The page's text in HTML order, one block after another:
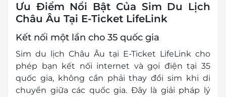
Ưu Điểm Nổi Bật Của Sim Du Lịch
Châu Âu Tại E-Ticket LifeLink
Kết nối một lần cho 35 quốc gia
Sim du lịch Châu Âu tại E-Ticket LifeLink cho
phép bạn kết nối internet và gọi điện tại 35
quốc gia, không cần phải thay đổi sim khi di
chuyển giữa các quốc gia. Đây là giải pháp lý